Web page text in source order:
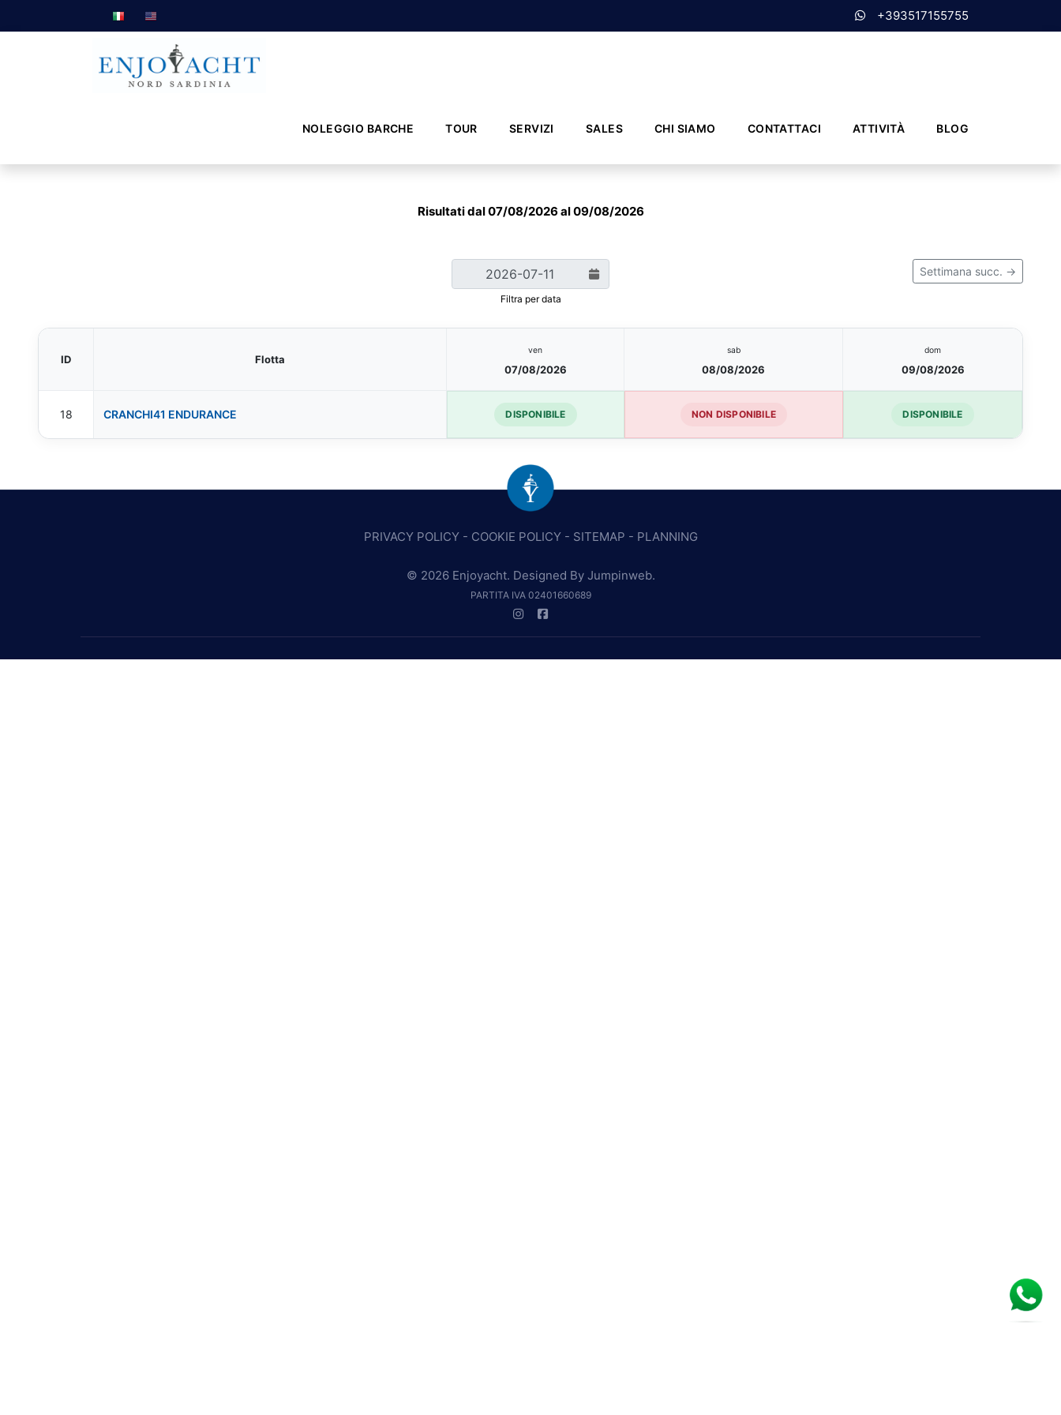
+393517155755
NOLEGGIO BARCHE TOUR SERVIZI SALES CHI SIAMO CONTATTACI ATTIVITÀ BLOG
Risultati dal 07/08/2026 al 09/08/2026
Filtra per data
Settimana succ. →
ID Flotta
ven
07/08/2026
sab
08/08/2026
dom
09/08/2026
18 CRANCHI41 ENDURANCE DISPONIBILE NON DISPONIBILE DISPONIBILE
PRIVACY POLICY- COOKIE POLICY- SITEMAP - PLANNING
© 2026 Enjoyacht. Designed By Jumpinweb.
PARTITA IVA 02401660689